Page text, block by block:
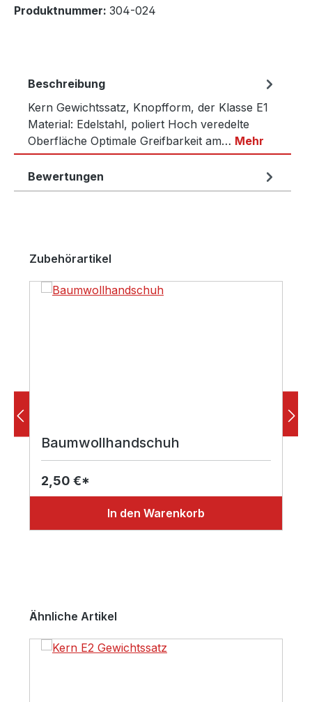
Produktnummer: 304-024
Beschreibung
Kern Gewichtssatz, Knopfform, der Klasse E1
Material: Edelstahl, poliert Hoch veredelte
Oberfläche Optimale Greifbarkeit am… Mehr
Bewertungen
Produktgalerie überspringen
Zubehörartikel
Baumwollhandschuh
2,50 €*
In den Warenkorb
Produktgalerie überspringen
Ähnliche Artikel